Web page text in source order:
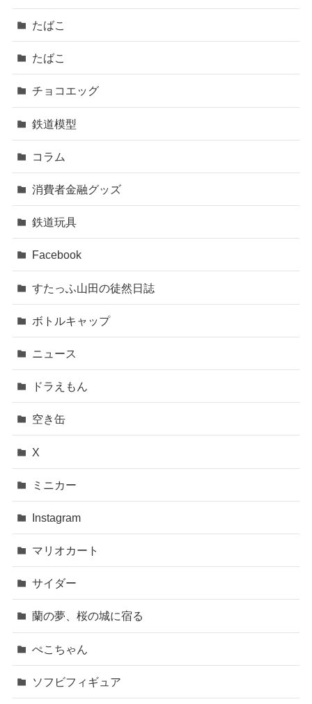
たばこ
たばこ
チョコエッグ
鉄道模型
コラム
消費者金融グッズ
鉄道玩具
Facebook
すたっふ山田の徒然日誌
ボトルキャップ
ニュース
ドラえもん
空き缶
X
ミニカー
Instagram
マリオカート
サイダー
蘭の夢、桜の城に宿る
ぺこちゃん
ソフビフィギュア